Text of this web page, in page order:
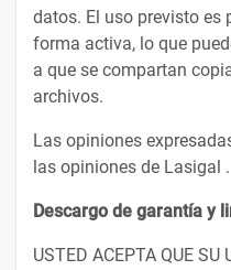
datos. El uso previsto es
forma activa, lo que
a que se compartan
archivos.
Las opiniones
las opiniones de Lasigal .
Descargo de garantía y
USTED ACEPTA QUE SU